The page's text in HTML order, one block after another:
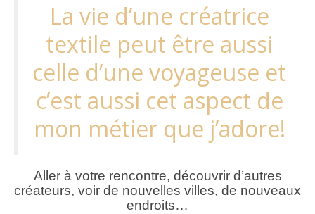
La vie d’une créatrice
textile peut être aussi
celle d’une voyageuse et
c’est aussi cet aspect de
mon métier que j’adore!
Aller à votre rencontre, découvrir d’autres
créateurs, voir de nouvelles villes, de nouveaux
endroits…